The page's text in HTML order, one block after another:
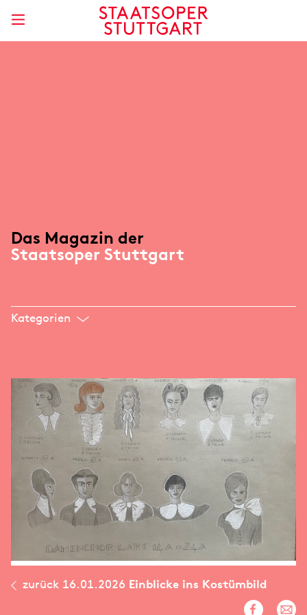
Das Magazin der
Staatsoper Stuttgart
Kategorien
zurück 16.01.2026 Einblicke ins Kostümbild